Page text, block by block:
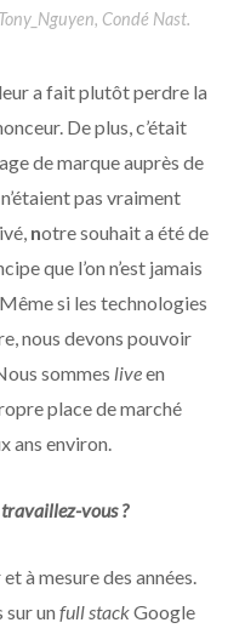
Tony_Nguyen, Condé Nast.
a fait plutôt perdre la
De plus, c’était
de marque auprès de
pas vraiment
notre souhait a été de
que l’on n’est jamais
si les technologies
nous devons pouvoir
sommes liveen
place de marché
ans environ.
vous ?
à mesure des années.
sur un full stackGoogle